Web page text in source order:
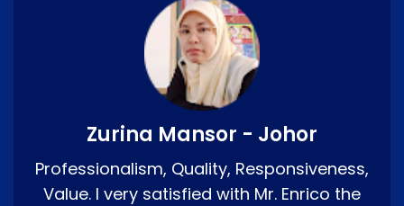
Zurina Mansor - Johor
Professionalism, Quality, Responsiveness,
Value. I very satisfied with Mr. Enrico the